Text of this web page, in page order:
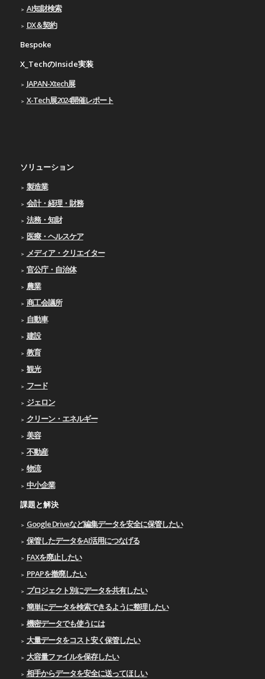
AI知財検索
DX＆契約
Bespoke
X_TechのInside実装
JAPAN-Xtech展
X-Tech展2024開催レポート
ソリューション
製造業
会計・経理・財務
法務・知財
医療・ヘルスケア
メディア・クリエイター
官公庁・自治体
農業
商工会議所
自動車
建設
教育
観光
フード
ジェロン
クリーン・エネルギー
美容
不動産
物流
中小企業
課題と解決
Google Driveなど編集データを安全に保管したい
保管したデータをAI活用につなげる
FAXを廃止したい
PPAPを撤廃したい
プロジェクト別にデータを共有したい
簡単にデータを検索できるように整理したい
機密データでも使うには
大量データをコスト安く保管したい
大容量ファイルを保存したい
相手からデータを安全に送ってほしい